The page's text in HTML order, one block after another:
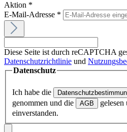
Aktion *
E-Mail-Adresse *
Diese Seite ist durch reCAPTCHA
Datenschutzrichtlinie und
Datenschutz
Ich habe die
genommen und die
AGB
einverstanden.